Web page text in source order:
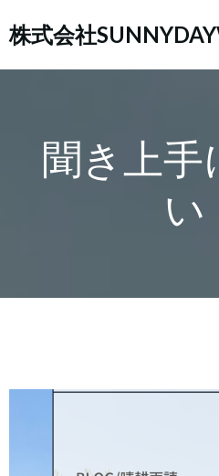
ン
テ
ッ
プ
株式会社
聞き上手
い